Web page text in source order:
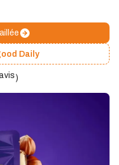
Daily
)